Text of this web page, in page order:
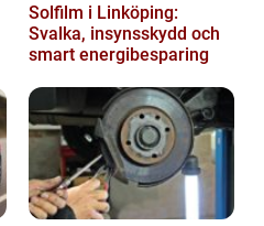
Solfilm i Linköping:
Svalka, insynsskydd och
smart energibesparing